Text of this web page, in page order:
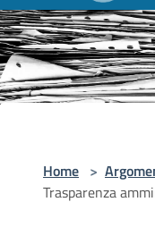
Home >
Trasparenza